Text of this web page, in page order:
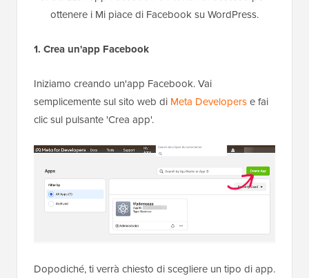
ottenere i Mi piace di Facebook su WordPress.
1. Crea un'app Facebook
Iniziamo creando un'app Facebook. Vai
semplicemente sul sito web di Meta Developerse fai
clic sul pulsante 'Crea app'.
Dopodiché, ti verrà chiesto di scegliere un tipo di app.